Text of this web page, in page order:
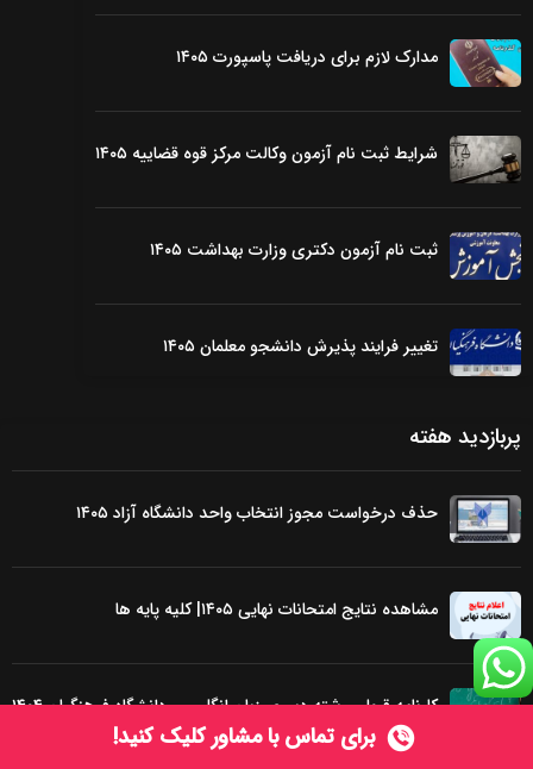
مدارک لازم برای دریافت پاسپورت ۱۴۰۵
شرایط ثبت نام آزمون وکالت مرکز قوه قضاییه ۱۴۰۵
ثبت نام آزمون دکتری وزارت بهداشت ۱۴۰۵
تغییر فرایند پذیرش دانشجو معلمان ۱۴۰۵
پربازدید هفته
حذف درخواست مجوز انتخاب واحد دانشگاه آزاد ۱۴۰۵
مشاهده نتایج امتحانات نهایی ۱۴۰۵| کلیه پایه ها
کارنامه قبولی رشته دبیری زبان انگلیسی دانشگاه فرهنگیان ۱۴۰۴
| تمام مناطقبرایتماس با مشاورکلیک کنید!